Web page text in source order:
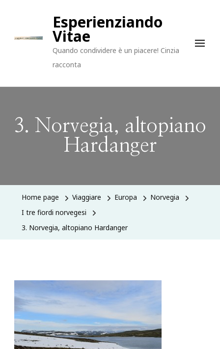
Esperienziando
Vitae
Quando condividere è un piacere! Cinzia
racconta
3. Norvegia, altopiano
Hardanger
Home page Viaggiare Europa
Norvegia
I tre fiordi norvegesi
3. Norvegia, altopiano Hardanger